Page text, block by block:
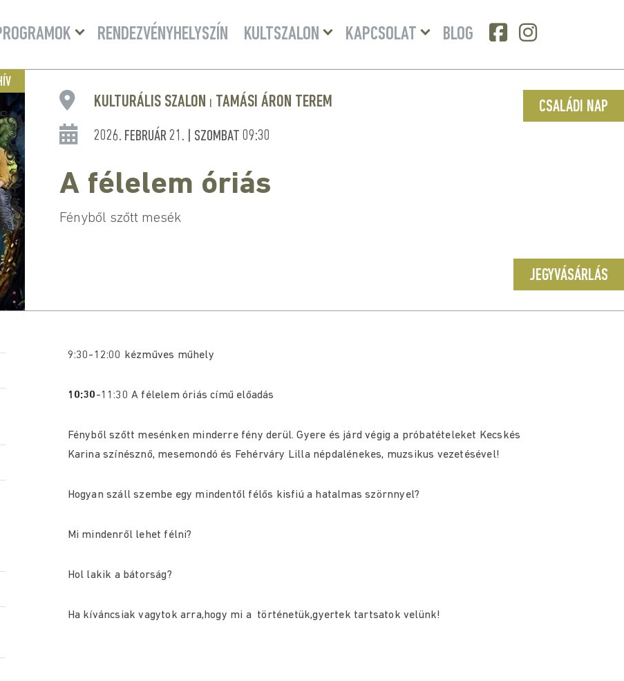
Menü
lenyitásaRENDEZVÉNYHELYSZÍN KULTSZALON
Menü
lenyitásaKAPCSOLAT
Menü
lenyitása
BLOG
CSALÁDI NAP
KULTURÁLIS SZALON TAMÁSI ÁRON TEREM
2026. FEBRUÁR 21. | SZOMBAT 09:30
A félelem óriás
Fényből szőtt mesék
JEGYVÁSÁRLÁS
9:30-12:00 kézműves műhely
10:30-11:30 A félelem óriás című előadás
Fényből szőtt mesénken minderre fény derül. Gyere és járd végig a próbatételeket Kecskés
Karina színésznő, mesemondó és Fehérváry Lilla népdalénekes, muzsikus vezetésével!
Hogyan száll szembe egy mindentől félős kisfiú a hatalmas szörnnyel?
Mi mindenről lehet félni?
Hol lakik a bátorság?
Ha kíváncsiak vagytok arra,hogy mi a történetük,gyertek tartsatok velünk!